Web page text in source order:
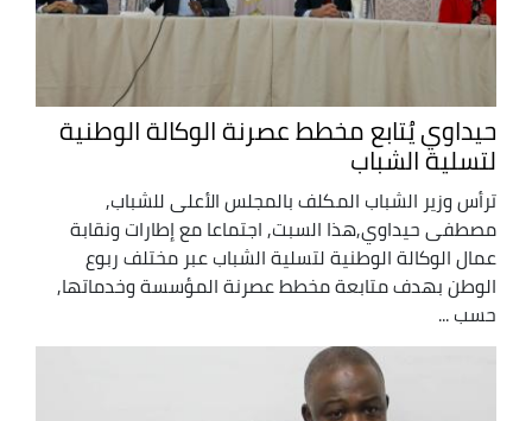
حيداوي يُتابع مخطط عصرنة الوكالة الوطنية
لتسلية الشباب
ترأس وزير الشباب المكلف بالمجلس الأعلى للشباب,
مصطفى حيداوي,هذا السبت, اجتماعا مع إطارات ونقابة
عمال الوكالة الوطنية لتسلية الشباب عبر مختلف ربوع
الوطن بهدف متابعة مخطط عصرنة المؤسسة وخدماتها,
حسب ...